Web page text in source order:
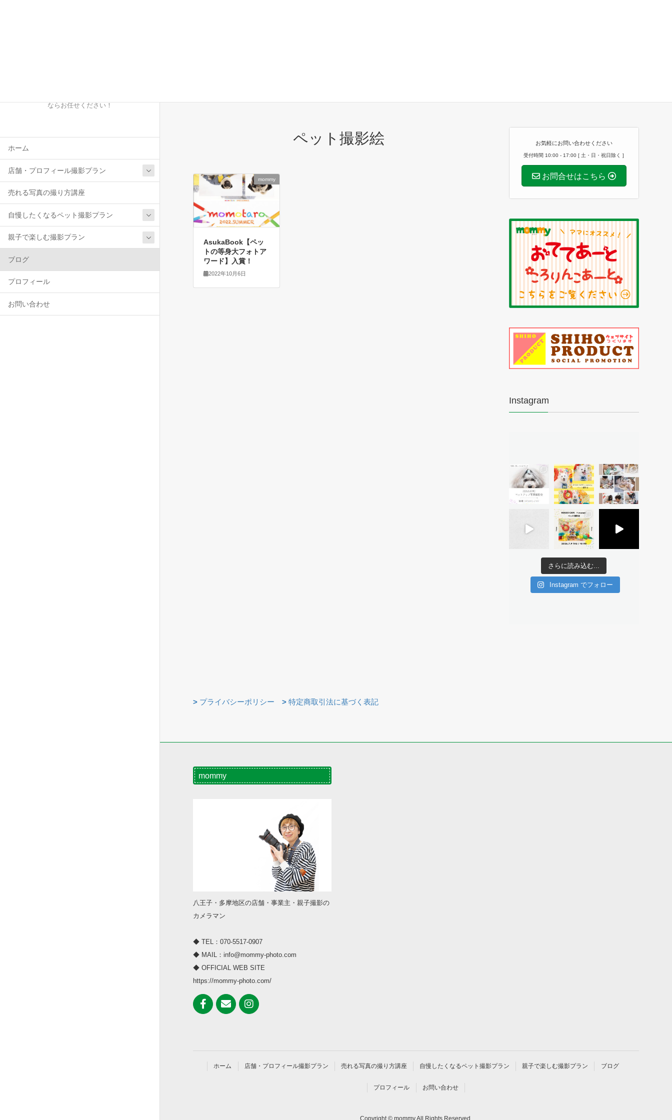
ならお任せください！
ホーム
店舗・プロフィール撮影プラン
売れる写真の撮り方講座
自慢したくなるペット撮影プラン
親子で楽しむ撮影プラン
ブログ
プロフィール
お問い合わせ
ペット撮影絵
mommy
AsukaBook【ペッ
トの等身大フォトア
ワード】入賞！
2022年10月6日
お気軽にお問い合わせください
受付時間 10:00 - 17:00 [ 土・日・祝日除く ]
お問合せはこちら
Instagram
さらに読み込む...
Instagram でフォロー
> プライバシーポリシー > 特定商取引法に基づく表記
mommy
八王子・多摩地区の店舗・事業主・親子撮影の
カメラマン
◆ TEL：070-5517-0907
◆ MAIL：info@mommy-photo.com
◆ OFFICIAL WEB SITE
https://mommy-photo.com/
ホーム 店舗・プロフィール撮影プラン 売れる写真の撮り方講座 自慢したくなるペット撮影プラン 親子で楽しむ撮影プラン ブログ
プロフィール お問い合わせ
Copyright © mommy All Rights Reserved.